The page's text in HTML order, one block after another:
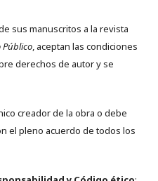
sus manuscritos a la revista
Público, aceptan las condiciones
derechos de autor y se
creador de la obra o debe
el pleno acuerdo de todos los